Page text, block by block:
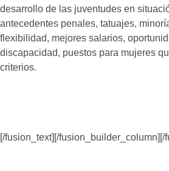
desarrollo de las juventudes en
antecedentes penales, tatuajes,
flexibilidad, mejores salarios,
discapacidad, puestos para mujeres
criterios.
[/fusion_text][/